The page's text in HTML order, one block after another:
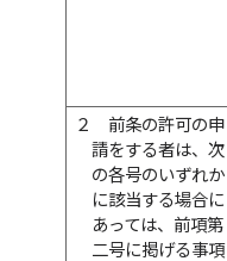
２
前条の許可の申
請をする者は、次
の各号のいずれか
に該当する場合に
あっては、前項第
二号に掲げる事項